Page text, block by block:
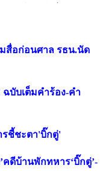
มสื่อก่อนศาล รธน.นัด
ฉบับเต็มคำร้อง-คำ
รชี้ชะตา'บิ๊กตู่'
คดีบ้านพักทหาร‘บิ๊กตู่’-